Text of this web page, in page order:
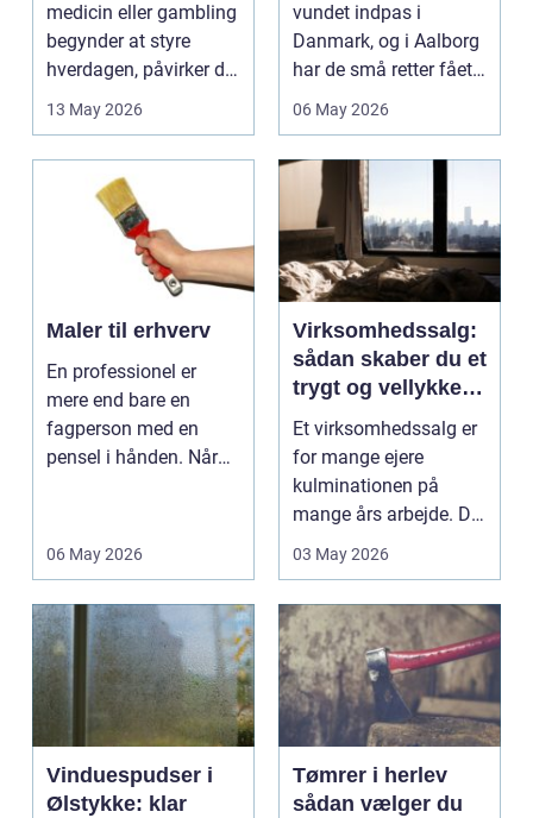
medicin eller gambling
begynder at styre
hverdagen, påvirker det
ikke kun pers...
13 May 2026
vundet indpas i
Danmark, og i Aalborg
har de små retter fået
deres helt eget li...
06 May 2026
Maler til erhverv
En professionel er
mere end bare en
fagperson med en
pensel i hånden. Når
06 May 2026
Virksomhedssalg:
sådan skaber du et
trygt og vellykket
salg
Et virksomhedssalg er
for mange ejere
kulminationen på
mange års arbejde. Det
kan være en planlagt
03 May 2026
Vinduespudser i
Ølstykke: klar
Tømrer i herlev
sådan vælger du